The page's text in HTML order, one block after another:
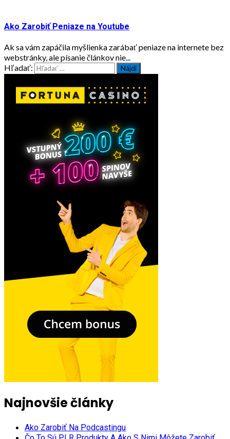
Ako Zarobiť Peniaze na Youtube
Ak sa vám zapáčila myšlienka zarábať peniaze na internete bez
webstránky, ale písanie článkov nie...
Hľadať:
Najnovšie články
Ako Zarobiť Na Podcastingu